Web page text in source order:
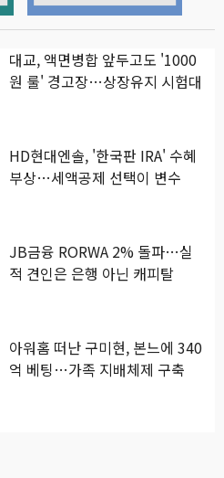
대교, 액면병합 앞두고도 '1000
원 룰' 경고장…상장유지 시험대
HD현대엔솔, '한국판 IRA' 수혜
부상…세액공제 선택이 변수
JB금융 RORWA 2% 돌파…실
적 견인은 은행 아닌 캐피탈
아워홈 떠난 구미현, 본느에 340
억 베팅…가족 지배체제 구축